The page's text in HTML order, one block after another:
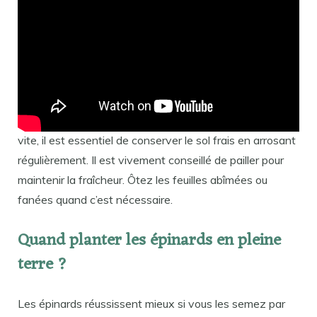
Pour que les graines de la plante ne montent pas trop
vite, il est essentiel de conserver le sol frais en arrosant
régulièrement. Il est vivement conseillé de pailler pour
maintenir la fraîcheur. Ôtez les feuilles abîmées ou
fanées quand c’est nécessaire.
Quand planter les épinards en pleine
terre ?
Les épinards réussissent mieux si vous les semez par